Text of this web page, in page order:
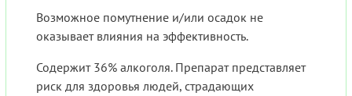
Возможное помутнение и/или осадок не
оказывает влияния на эффективность.
Содержит 36% алкоголя. Препарат представляет
риск для здоровья людей, страдающих